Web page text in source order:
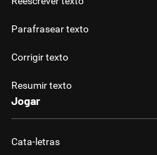
Parafrasear texto
Corrigir texto
Resumir texto
Jogar
Cata-letras